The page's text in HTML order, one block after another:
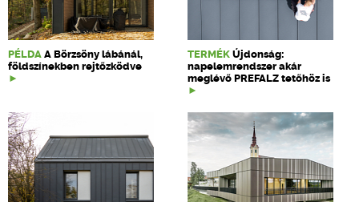
PÉLDA A Börzsöny lábánál,
földszínekben rejtőzködve
TERMÉK Újdonság:
napelemrendszer akár
meglévő PREFALZ tetőhöz is